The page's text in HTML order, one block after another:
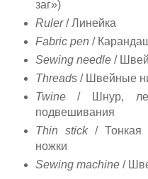
заг»)
Ruler/ Линейка
Fabric pen /
Sewing needle /
Threads / Швейные
Twine/ Шнур,
подвешивания
Thin stick/ Тонкая
ножки
Sewing machine /